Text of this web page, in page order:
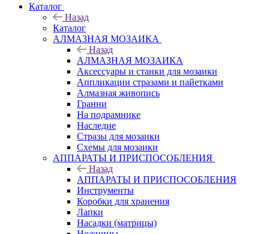
Каталог
Назад
Каталог
АЛМАЗНАЯ МОЗАИКА
Назад
АЛМАЗНАЯ МОЗАИКА
Аксессуары и станки для мозаики
Аппликации стразами и пайетками
Алмазная живопись
Гранни
На подрамнике
Наследие
Стразы для мозаики
Схемы для мозаики
АППАРАТЫ И ПРИСПОСОБЛЕНИЯ
Назад
АППАРАТЫ И ПРИСПОСОБЛЕНИЯ
Инструменты
Коробки для хранения
Лапки
Насадки (матрицы)